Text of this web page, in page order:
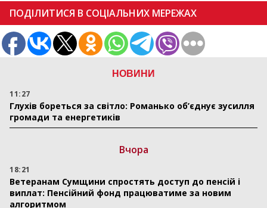
НОВИНИ
11:27
Глухів бореться за світло: Романько об’єднує зусилля
громади та енергетиків
Вчора
18:21
Ветеранам Сумщини спростять доступ до пенсій і
виплат: Пенсійний фонд працюватиме за новим
алгоритмом
ПОДІЛИТИСЯ В СОЦІАЛЬНИХ МЕРЕЖАХ